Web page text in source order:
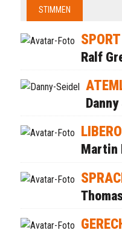
STIMMEN
SPORT
Ralf
Danny
LIBERO
Martin